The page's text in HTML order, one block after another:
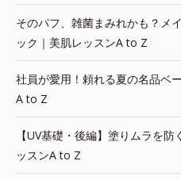
そのパフ、雑菌まみれかも？メ
ック｜美肌レッスンA to Z
社員が愛用！頼れる夏の名品ベ
A to Z
【UV基礎・後編】塗りムラを
ッスンA to Z